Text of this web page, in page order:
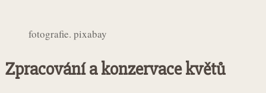
fotografie. pixabay
Zpracování a konzervace květů